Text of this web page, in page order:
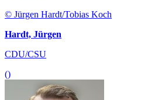
© Jürgen Hardt/Tobias Koch
Hardt, Jürgen
CDU/CSU
()